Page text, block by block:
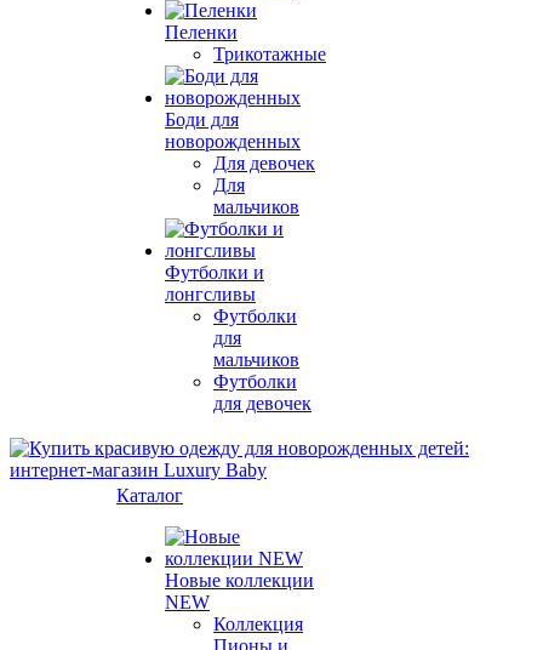
Пеленки
Трикотажные
Боди для
новорожденных
Для девочек
Для
мальчиков
Футболки и
лонгсливы
Футболки
для
мальчиков
Футболки
для девочек
Каталог
Новые коллекции
NEW
Коллекция
Пионы и